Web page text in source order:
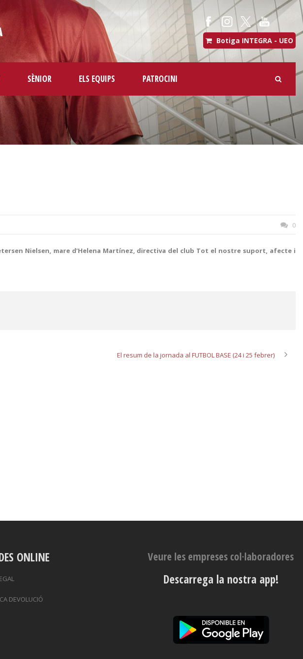
Botiga INTEGRA - UEO
SÈNIOR ELS EQUIPS PATROCINI
0
Nielsen, mare d’Helena Martínez, directiva del club Tot el nostre suport, afecte i
El resum de la jornada al FUTBOL BASE (24 i 25 febrer)
ONLINE
DEVOLUCIÓ
Veure les empreses col·laboradores
Descarrega la nostra app!